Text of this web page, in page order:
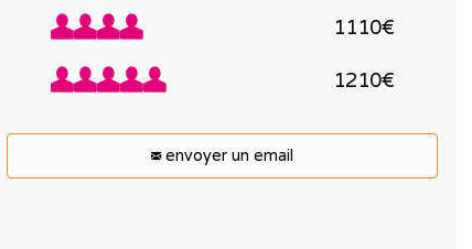
1110€
1210€
envoyer un email